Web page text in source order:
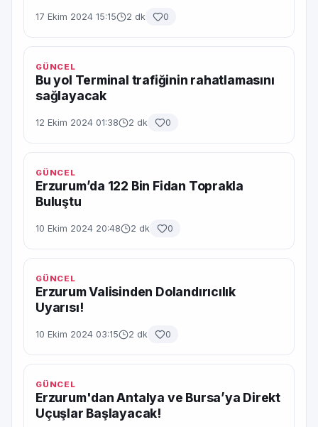
17 Ekim 2024 15:15 2 dk 0
GÜNCEL
Bu yol Terminal trafiğinin rahatlamasını
sağlayacak
12 Ekim 2024 01:38 2 dk 0
GÜNCEL
Erzurum’da 122 Bin Fidan Toprakla
Buluştu
10 Ekim 2024 20:48 2 dk 0
GÜNCEL
Erzurum Valisinden Dolandırıcılık
Uyarısı!
10 Ekim 2024 03:15 2 dk 0
GÜNCEL
Erzurum'dan Antalya ve Bursa’ya Direkt
Uçuşlar Başlayacak!